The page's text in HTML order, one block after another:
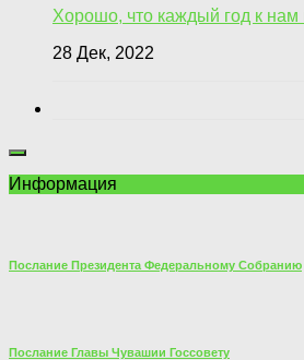
Хорошо, что каждый год к
28 Дек, 2022
Информация
Послание Президента Федеральному Собранию
Послание Главы Чувашии Госсовету